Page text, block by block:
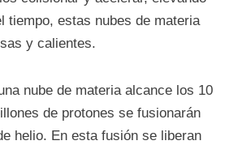
tiempo, estas nubes de materia
y calientes.
nube de materia alcance los 10
de protones se fusionarán
helio. En esta fusión se liberan